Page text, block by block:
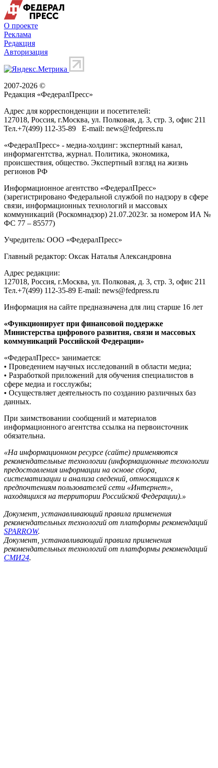
О проекте
Реклама
Редакция
Авторизация
2007-2026 ©
Редакция «ФедералПресс»
Адрес для корреспонденции и посетителей:
127018, Россия, г.Москва, ул. Полковая, д. 3, стр. 3, офис 211
Тел.+7(499) 112-35-89 E-mail: news@fedpress.ru
«ФедералПресс» - медиа-холдинг: экспертный канал,
информагентства, журнал. Политика, экономика,
происшествия, общество. Экспертный взгляд на жизнь
регионов РФ
Информационное агентство «ФедералПресс»
(зарегистрировано Федеральной службой по надзору в сфере
связи, информационных технологий и массовых
коммуникаций (Роскомнадзор) 21.07.2023г. за номером ИА №
ФС 77 – 85577)
Учредитель: ООО «ФедералПресс»
Главный редактор: Оксак Наталья Александровна
Адрес редакции:
127018, Россия, г.Москва, ул. Полковая, д. 3, стр. 3, офис 211
Тел.+7(499) 112-35-89 E-mail: news@fedpress.ru
Информация на сайте предназначена для лиц старше 16 лет
«Функционирует при финансовой поддержке
Министерства цифрового развития, связи и массовых
коммуникаций Российской Федерации»
«ФедералПресс» занимается:
• Проведением научных исследований в области медиа;
• Разработкой приложений для обучения специалистов в
сфере медиа и госслужбы;
• Осуществляет деятельность по созданию различных баз
данных.
При заимствовании сообщений и материалов
информационного агентства ссылка на первоисточник
обязательна.
«На информационном ресурсе (сайте) применяются
рекомендательные технологии (информационные технологии
предоставления информации на основе сбора,
систематизации и анализа сведений, относящихся к
предпочтениям пользователей сети «Интернет»,
находящихся на территории Российской Федерации).»
Документ, устанавливающий правила применения
рекомендательных технологий от платформы рекомендаций
SPARROW.
Документ, устанавливающий правила применения
рекомендательных технологий от платформы рекомендаций
СМИ24.